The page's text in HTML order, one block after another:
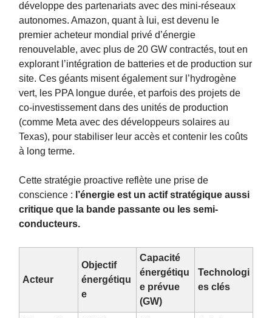
développe des partenariats avec des mini-réseaux
autonomes. Amazon, quant à lui, est devenu le
premier acheteur mondial privé d’énergie
renouvelable, avec plus de 20 GW contractés, tout en
explorant l’intégration de batteries et de production sur
site. Ces géants misent également sur l’hydrogène
vert, les PPA longue durée, et parfois des projets de
co-investissement dans des unités de production
(comme Meta avec des développeurs solaires au
Texas), pour stabiliser leur accès et contenir les coûts
à long terme.
Cette stratégie proactive reflète une prise de
conscience : l’énergie est un actif stratégique aussi
critique que la bande passante ou les semi-
conducteurs.
Acteur
Objectif
énergétiqu
e
Capacité
énergétiqu
e prévue
(GW)
Technologi
es clés